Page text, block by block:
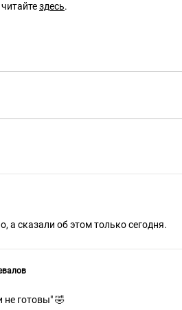
здесь.
а сказали об этом только сегодня.
готовы" 🤣